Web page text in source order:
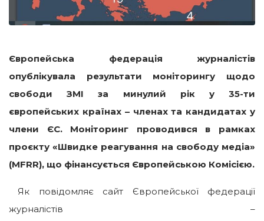
Європейська федерація журналістів
опублікувала результати моніторингу щодо
свободи ЗМІ за минулий рік у 35-ти
європейських країнах – членах та кандидатах у
члени ЄС. Моніторинг проводився в рамках
проєкту «Швидке реагування на свободу медіа»
(MFRR), що фінансується Європейською Комісією.
Як повідомляє сайт Європейської федерації
журналістів –